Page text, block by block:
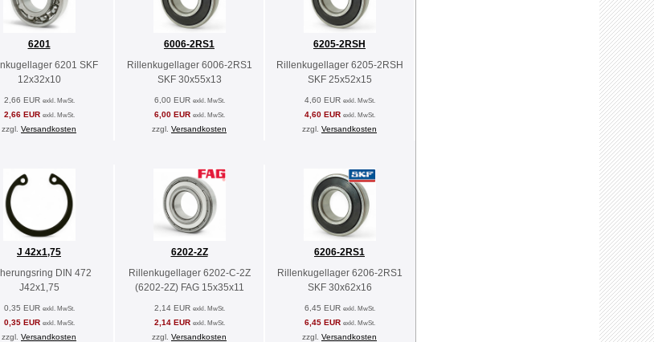
6201
6201 SKF
12x32x10
2,66 EUR exkl. MwSt.
2,66 EUR exkl. MwSt.
zzgl. Versandkosten
6006-2RS1
Rillenkugellager 6006-2RS1
SKF 30x55x13
6,00 EUR exkl. MwSt.
6,00 EUR exkl. MwSt.
zzgl. Versandkosten
6205-2RSH
Rillenkugellager 6205-2RSH
SKF 25x52x15
4,60 EUR exkl. MwSt.
4,60 EUR exkl. MwSt.
zzgl. Versandkosten
J 42x1,75
DIN 472
J42x1,75
0,35 EUR exkl. MwSt.
0,35 EUR exkl. MwSt.
zzgl. Versandkosten
6202-2Z
Rillenkugellager 6202-C-2Z
(6202-2Z) FAG 15x35x11
2,14 EUR exkl. MwSt.
2,14 EUR exkl. MwSt.
zzgl. Versandkosten
6206-2RS1
Rillenkugellager 6206-2RS1
SKF 30x62x16
6,45 EUR exkl. MwSt.
6,45 EUR exkl. MwSt.
zzgl. Versandkosten